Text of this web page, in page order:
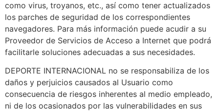
como virus, troyanos, etc., así como tener actualizados
los parches de seguridad de los correspondientes
navegadores. Para más información puede acudir a su
Proveedor de Servicios de Acceso a Internet que podrá
facilitarle soluciones adecuadas a sus necesidades.
DEPORTE INTERNACIONAL no se responsabiliza de los
daños y perjuicios causados al Usuario como
consecuencia de riesgos inherentes al medio empleado,
ni de los ocasionados por las vulnerabilidades en sus